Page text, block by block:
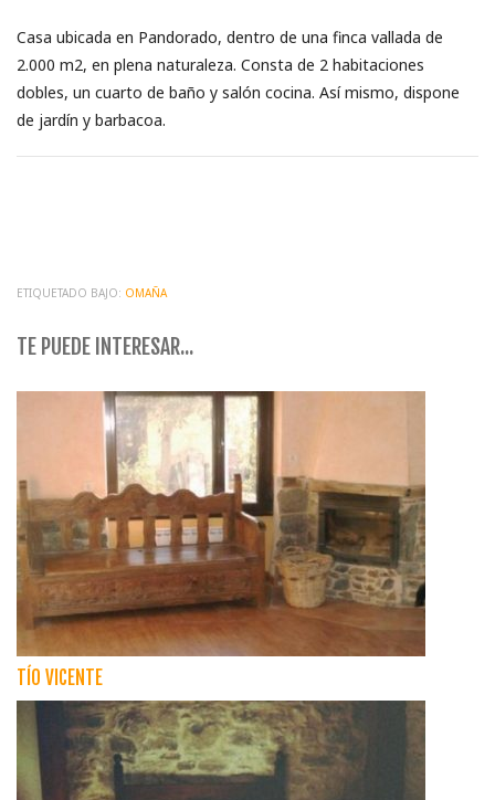
Casa ubicada en Pandorado, dentro de una finca vallada de
2.000 m2, en plena naturaleza. Consta de 2 habitaciones
dobles, un cuarto de baño y salón cocina. Así mismo, dispone
de jardín y barbacoa.
ETIQUETADO BAJO: OMAÑA
TE PUEDE INTERESAR...
TÍO VICENTE